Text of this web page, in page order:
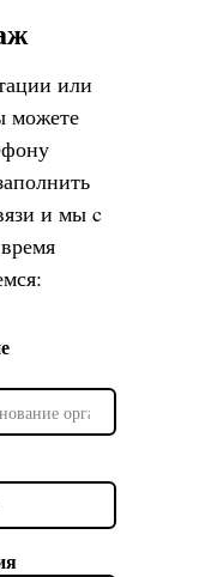
мм
Сек
x 15.5
или
можете
и мы c